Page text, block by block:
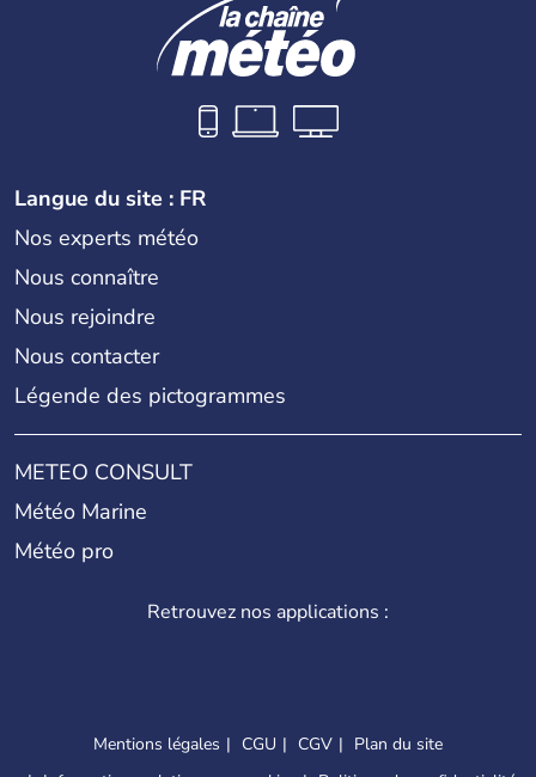
Langue du site : FR
Nos experts météo
Nous connaître
Nous rejoindre
Nous contacter
Légende des pictogrammes
METEO CONSULT
Météo Marine
Météo pro
Retrouvez nos applications :
Mentions légales CGU CGV
Plan du site